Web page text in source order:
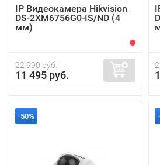
IP Видеокамера Hikvision
DS-2XM6756G0-IS/ND (4
мм)
22 990 руб.
11 495 руб.
-50%